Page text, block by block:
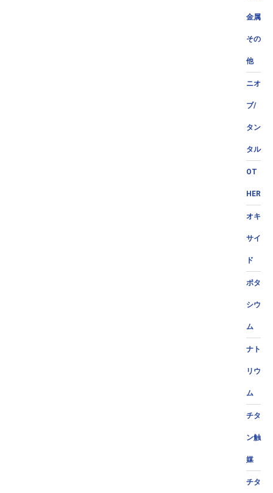
金属
その
他
ニオ
ブ/
タン
タル
OT
HER
オキ
サイ
ド
ポタ
シウ
ム
ナト
リウ
ム
チタ
ン触
媒
チタ